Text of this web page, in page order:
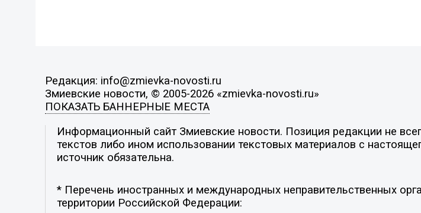
Редакция: info@zmievka-novosti.ru
Змиевские новости, © 2005-2026 «zmievka-novosti.ru»
ПОКАЗАТЬ БАННЕРНЫЕ МЕСТА
Информационный сайт Змиевские новости. Позиция редакции не
текстов либо ином использовании текстовых материалов с
источник обязательна.
* Перечень иностранных и международных неправительственных
территории Российской Федерации: